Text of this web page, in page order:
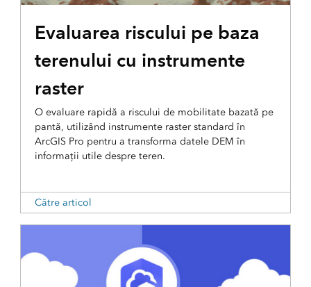
Evaluarea riscului pe baza
terenului cu instrumente
raster
O evaluare rapidă a riscului de mobilitate bazată pe
pantă, utilizând instrumente raster standard în
ArcGIS Pro pentru a transforma datele DEM în
informații utile despre teren.
Către articol